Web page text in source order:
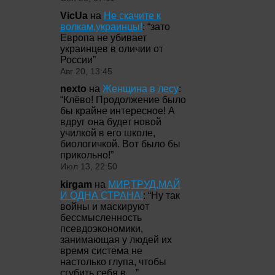
VicUa на Не скачите к
волкам,украинцы!: “зато
Европа не убивает
украинцев в оличии от
России”
Авг 20, 13:45
nexto на Женщина в лесу:
“Клёво! Продолжение было
бы крайне интересное! А
вдруг она будет новой
училкой в его школе,
биологичкой. Вот было бы
прикольно!”
Июл 13, 22:50
kirgam на МИР,ТРУД,МАЙ
И ОДНА СТРАНА!: “Ну так
войны и маскируют
бессмысленность
псевдоэкономики,
занимающая у людей их
время система не
настолько глупа, чтобы
сгубить себя в… ”